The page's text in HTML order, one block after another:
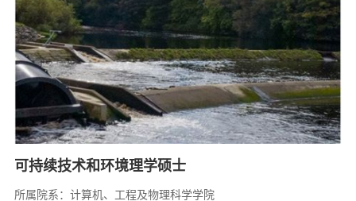
可持续技术和环境理学硕士
所属院系：计算机、工程及物理科学学院